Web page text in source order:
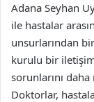
Adana Seyhan
ile hastalar
unsurlarından
kurulu bir
sorunlarını
Doktorlar,